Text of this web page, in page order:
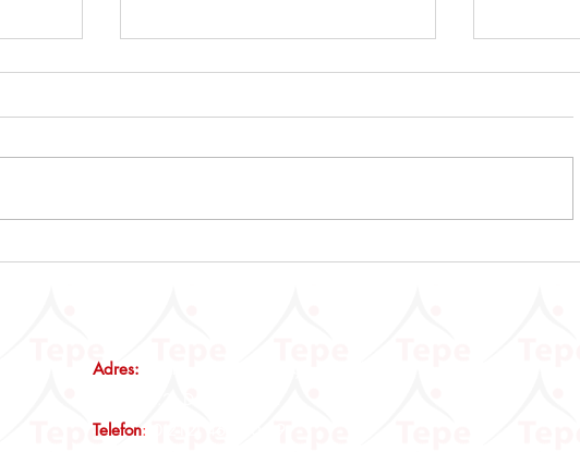
ÖTV3A, ÖTV3C VE ÖTV4
Emlak
Adres:
Telefon: